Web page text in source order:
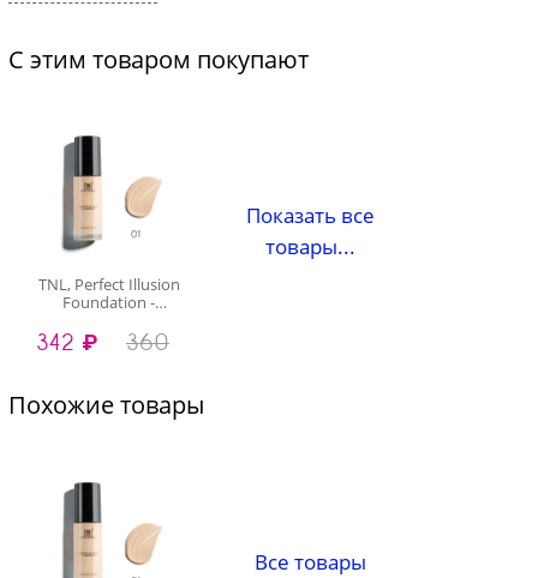
С этим товаром покупают
TNL, Perfect Illusion
Foundation -
(№01 Classic Ivory), 30
342 ₽ 360
Показать все
товары...
Похожие товары
Все товары